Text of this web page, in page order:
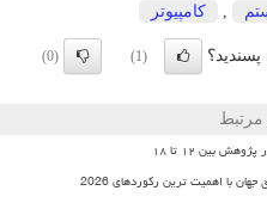
كامپیوتر
(1)
(0)
مرتبط
بین ۱۲ تا ۱۸
با اهمیت ترین رکوردهای 2026